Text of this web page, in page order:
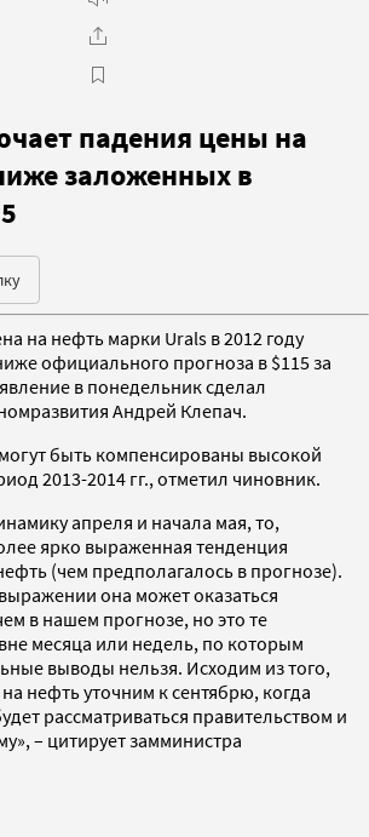
падения цены на
заложенных в
на нефть марки Urals в 2012 году
официального прогноза в $115 за
в понедельник сделал
Андрей Клепач.
быть компенсированы высокой
2013-2014 гг., отметил чиновник.
апреля и начала мая, то,
ярко выраженная тенденция
(чем предполагалось в прогнозе).
она может оказаться
в нашем прогнозе, но это те
месяца или недель, по которым
выводы нельзя. Исходим из того,
нефть уточним к сентябрю, когда
рассматриваться правительством и
– цитирует замминистра